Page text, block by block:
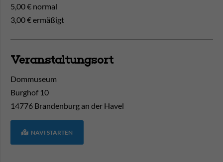
5,00 € normal
3,00 € ermäßigt
Veranstaltungsort
Dommuseum
Burghof 10
14776 Brandenburg an der Havel
NAVI STARTEN